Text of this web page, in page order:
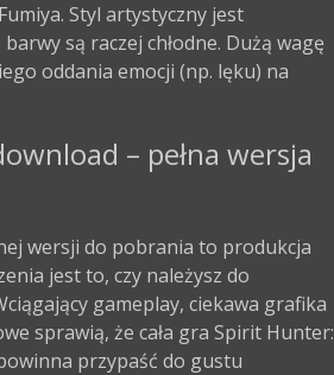
Styl artystyczny jest
są raczej chłodne. Dużą wagę
oddania emocji (np. lęku) na
– pełna wersja
wersji do pobrania to produkcja
jest to, czy należysz do
gameplay, ciekawa grafika
sprawią, że cała gra Spirit Hunter:
przypaść do gustu